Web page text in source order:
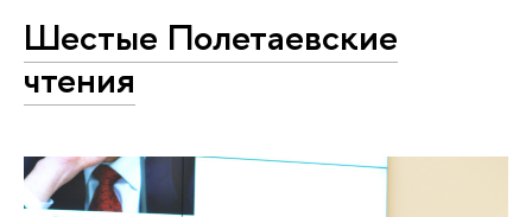
Шестые Полетаевские
чтения